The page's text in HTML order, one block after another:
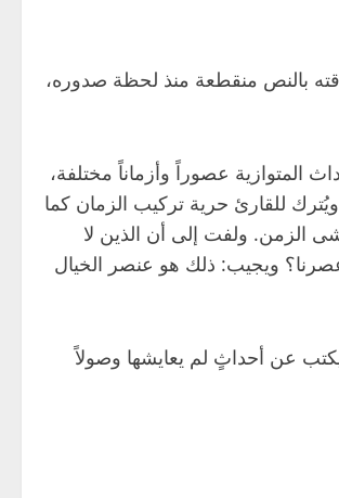
بالنص منقطعة منذ لحظة صدوره،
المتوازية عصوراً وأزماناً مختلفة،
للقارئ حرية تركيب الزمان كما
الزمن. ولفت إلى أن الذين لا
ويجيب: ذلك هو عنصر الخيال
عن أحداثٍ لم يعايشها وصولاً